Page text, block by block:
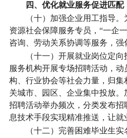
四、优化就业服务促进匹配
（十）加强企业用工指导。
资源社会保障服务专员，“一企
咨询、劳动关系协调等服务，强
（十一）开展就业岗位定向
服务机构开展专场招聘活动，
构、行业协会等社会力量，归集
关城市、园区、企业集中投放。
招聘活动举办频次，分类发布
息技术手段实现精准推送，让就
（十二）完善困难毕业生实